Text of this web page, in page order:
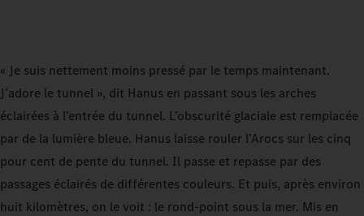
« Je suis nettement moins pressé par le temps maintenant.
J’adore le tunnel », dit Hanus en passant sous les arches
éclairées à l’entrée du tunnel. L’obscurité glaciale est remplacée
par de la lumière bleue. Hanus laisse rouler l’Arocs sur les cinq
pour cent de pente du tunnel. Il passe et repasse par des
passages éclairés de différentes couleurs. Et puis, après environ
huit kilomètres, on le voit : le rond-point sous la mer. Mis en